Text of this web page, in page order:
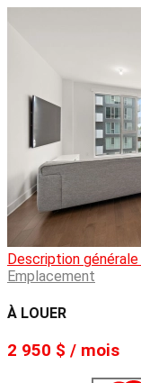
Description générale
Emplacement
À LOUER
2 950 $ / mois